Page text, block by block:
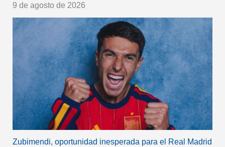
9 de agosto de 2026
Zubimendi, oportunidad inesperada para el Real Madrid